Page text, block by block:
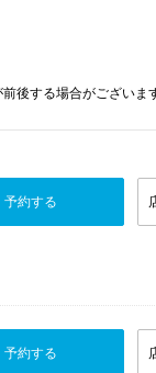
後する場合がございま
予約する
予約する